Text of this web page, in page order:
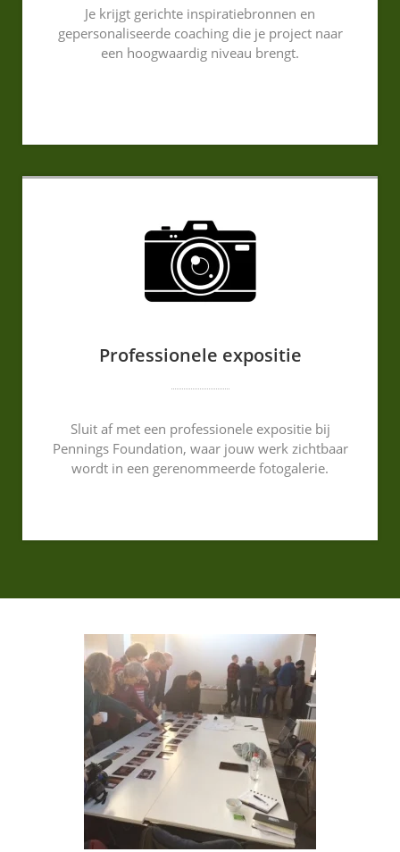
Je krijgt gerichte inspiratiebronnen en
gepersonaliseerde coaching die je project naar
een hoogwaardig niveau brengt.
Professionele expositie
Sluit af met een professionele expositie bij
Pennings Foundation, waar jouw werk zichtbaar
wordt in een gerenommeerde fotogalerie.